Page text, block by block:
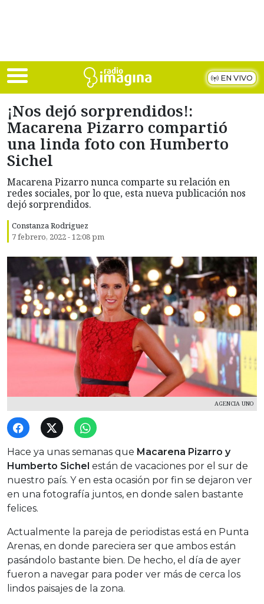
EN VIVO
¡Nos dejó sorprendidos!:
Macarena Pizarro compartió
una linda foto con Humberto
Sichel
Macarena Pizarro nunca comparte su relación en
redes sociales, por lo que, esta nueva publicación nos
dejó sorprendidos.
Constanza Rodriguez
7 febrero, 2022 - 12:08 pm
AGENCIA UNO
Hace ya unas semanas que Macarena Pizarro y
Humberto Sichel están de vacaciones por el sur de
nuestro país. Y en esta ocasión por fin se dejaron ver
en una fotografía juntos, en donde salen bastante
felices.
Actualmente la pareja de periodistas está en Punta
Arenas, en donde pareciera ser que ambos están
pasándolo bastante bien. De hecho, el día de ayer
fueron a navegar para poder ver más de cerca los
lindos paisajes de la zona.